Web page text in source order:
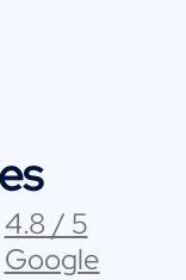
4.8 / 5
Google